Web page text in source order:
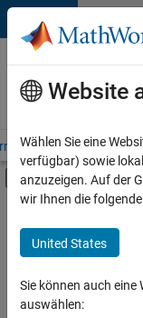
Weiter zum Inhalt
Karriere
bei
MathWorks
– Übersicht
Hauptinhalt
Information
Education Sales
Inside Sales
Business Model
+3
Website
Wählen Sie eine
verfügbar) sowie
anzuzeigen. Auf der
wir Ihnen die
United States
Sie können auch eine
auswählen: